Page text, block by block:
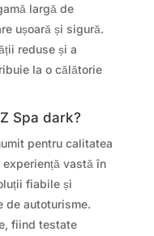
largă de
ușoară și sigură.
reduse și a
la o călătorie
Spa dark?
pentru calitatea
vastă în
fiabile și
de autoturisme.
fiind testate